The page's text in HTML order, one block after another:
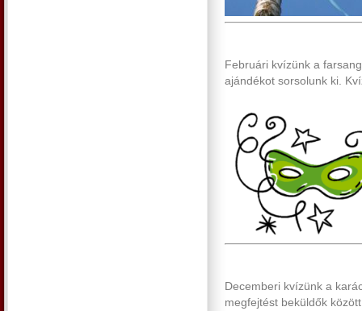
Februári kvízünk a
ajándékot sorsolunk ki.
Decemberi kvízünk a
megfejtést beküldők